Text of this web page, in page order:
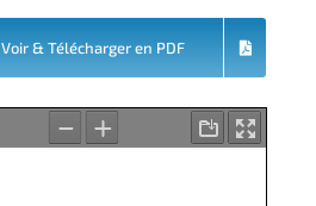
Voir & Télécharger en PDF